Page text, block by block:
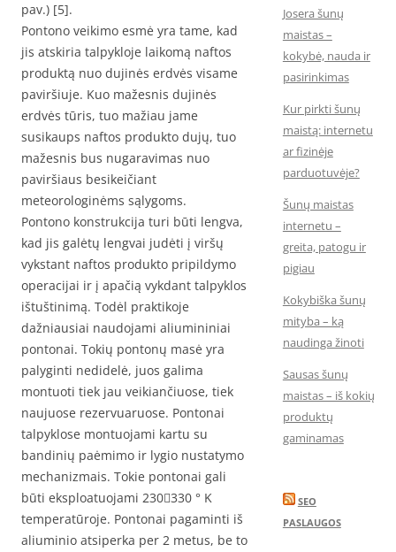
pav.) [5].
Pontono veikimo esmė yra tame, kad
jis atskiria talpykloje laikomą naftos
produktą nuo dujinės erdvės visame
paviršiuje. Kuo mažesnis dujinės
erdvės tūris, tuo mažiau jame
susikaups naftos produkto dujų, tuo
mažesnis bus nugaravimas nuo
paviršiaus besikeičiant
meteorologinėms sąlygoms.
Pontono konstrukcija turi būti lengva,
kad jis galėtų lengvai judėti į viršų
vykstant naftos produkto pripildymo
operacijai ir į apačią vykdant talpyklos
ištuštinimą. Todėl praktikoje
dažniausiai naudojami aliumininiai
pontonai. Tokių pontonų masė yra
palyginti nedidelė, juos galima
montuoti tiek jau veikiančiuose, tiek
naujuose rezervuaruose. Pontonai
talpyklose montuojami kartu su
bandinių paėmimo ir lygio nustatymo
mechanizmais. Tokie pontonai gali
būti eksploatuojami 230330 ° K
temperatūroje. Pontonai pagaminti iš
aliuminio atsiperka per 2 metus, be to
Josera šunų
maistas –
kokybė, nauda ir
pasirinkimas
Kur pirkti šunų
maistą: internetu
ar fizinėje
parduotuvėje?
Šunų maistas
internetu –
greita, patogu ir
pigiau
Kokybiška šunų
mityba – ką
naudinga žinoti
Sausas šunų
maistas – iš kokių
produktų
gaminamas
SEO
PASLAUGOS